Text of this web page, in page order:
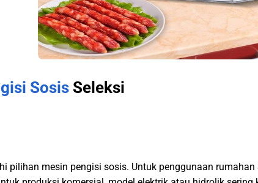
Sosis Seleksi
pilihan mesin pengisi sosis. Untuk penggunaan rumahan